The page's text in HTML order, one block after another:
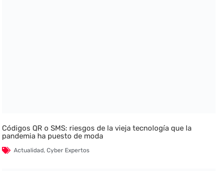
Códigos QR o SMS: riesgos de la vieja tecnología que la
pandemia ha puesto de moda
Actualidad,Cyber Expertos